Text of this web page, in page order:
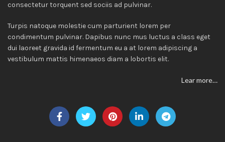
consectetur torquent sed sociis ad pulvinar.
Turpis natoque molestie cum parturient lorem per
condimentum pulvinar. Dapibus nunc mus luctus a class eget
dui laoreet gravida id fermentum eu a at lorem adipiscing a
vestibulum mattis himenaeos diam a lobortis elit.
Lear more…